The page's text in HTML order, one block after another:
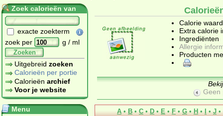
Zoek calorieën van
exacte zoekterm
zoek per
g / ml
Zoeken
Uitgebreid zoeken
Calorieën per portie
Calorieën archief
Voor je website
Menu
Calorie
Extra calorie
Ingrediënten
Allergie
Producten
Geen
A • B • C • D • E • F • G • H • I • J •